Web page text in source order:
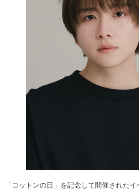
「コットンの日」を記念して開催された